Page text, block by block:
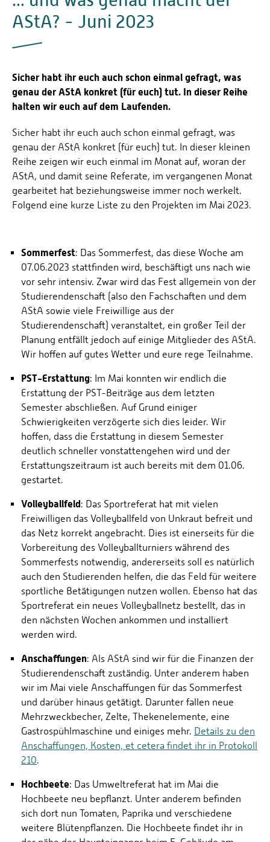
AStA? - Juni 2023
Sicher habt ihr euch auch schon einmal gefragt, was
genau der AStA konkret (für euch) tut. In dieser Reihe
halten wir euch auf dem Laufenden.
Sicher habt ihr euch auch schon einmal gefragt, was
genau der AStA konkret (für euch) tut. In dieser kleinen
Reihe zeigen wir euch einmal im Monat auf, woran der
AStA, und damit seine Referate, im vergangenen Monat
gearbeitet hat beziehungsweise immer noch werkelt.
Folgend eine kurze Liste zu den Projekten im Mai 2023.
Sommerfest: Das Sommerfest, das diese Woche am
07.06.2023 stattfinden wird, beschäftigt uns nach wie
vor sehr intensiv. Zwar wird das Fest allgemein von der
Studierendenschaft (also den Fachschaften und dem
AStA sowie viele Freiwillige aus der
Studierendenschaft) veranstaltet, ein großer Teil der
Planung entfällt jedoch auf einige Mitglieder des AStA.
Wir hoffen auf gutes Wetter und eure rege Teilnahme.
PST-Erstattung: Im Mai konnten wir endlich die
Erstattung der PST-Beiträge aus dem letzten
Semester abschließen. Auf Grund einiger
Schwierigkeiten verzögerte sich dies leider. Wir
hoffen, dass die Erstattung in diesem Semester
deutlich schneller vonstattengehen wird und der
Erstattungszeitraum ist auch bereits mit dem 01.06.
gestartet.
Volleyballfeld: Das Sportreferat hat mit vielen
Freiwilligen das Volleyballfeld von Unkraut befreit und
das Netz korrekt angebracht. Dies ist einerseits für die
Vorbereitung des Volleyballturniers während des
Sommerfests notwendig, andererseits soll es natürlich
auch den Studierenden helfen, die das Feld für weitere
sportliche Betätigungen nutzen wollen. Ebenso hat das
Sportreferat ein neues Volleyballnetz bestellt, das in
den nächsten Wochen ankommen und installiert
werden wird.
Anschaffungen: Als AStA sind wir für die Finanzen der
Studierendenschaft zuständig. Unter anderem haben
wir im Mai viele Anschaffungen für das Sommerfest
und darüber hinaus getätigt. Darunter fallen neue
Mehrzweckbecher, Zelte, Thekenelemente, eine
Gastrospühlmaschine und einiges mehr. Details zu den
Anschaffungen, Kosten, et cetera findet ihr in Protokoll
210.
Hochbeete: Das Umweltreferat hat im Mai die
Hochbeete neu bepflanzt. Unter anderem befinden
sich dort nun Tomaten, Paprika und verschiedene
weitere Blütenpflanzen. Die Hochbeete findet ihr in